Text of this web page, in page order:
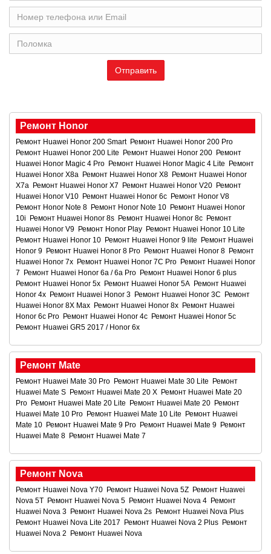
Ремонт Honor
Ремонт Huawei Honor 200 Smart Ремонт Huawei Honor 200 Pro
Ремонт Huawei Honor 200 Lite
Ремонт Huawei Honor 200 Ремонт
Huawei Honor Magic 4 Pro Ремонт Huawei Honor Magic 4 Lite
Ремонт
Huawei Honor X8a Ремонт Huawei Honor X8 Ремонт Huawei Honor
X7a Ремонт Huawei Honor X7 Ремонт Huawei Honor V20 Ремонт
Huawei Honor V10 Ремонт Huawei Honor 6c Ремонт Honor V8
Ремонт Honor Note 8 Ремонт Honor Note 10 Ремонт Huawei Honor
10i
Ремонт Huawei Honor 8s Ремонт Huawei Honor 8c Ремонт
Huawei Honor V9 Ремонт Honor Play Ремонт Huawei Honor 10 Lite
Ремонт Huawei Honor 10 Ремонт Huawei Honor 9 lite
Ремонт Huawei
Honor 9 Ремонт Huawei Honor 8 Pro Ремонт Huawei Honor 8 Ремонт
Huawei Honor 7x Ремонт Huawei Honor 7C Pro Ремонт Huawei Honor
7
Ремонт Huawei Honor 6a / 6a Pro Ремонт Huawei Honor 6 plus
Ремонт Huawei Honor 5x Ремонт Huawei Honor 5A Ремонт Huawei
Honor 4x Ремонт Huawei Honor 3 Ремонт Huawei Honor 3C
Ремонт
Huawei Honor 8X Max Ремонт Huawei Honor 8x Ремонт Huawei
Honor 6c Pro Ремонт Huawei Honor 4c Ремонт Huawei Honor 5c
Ремонт Huawei GR5 2017 / Honor 6x
Ремонт Mate
Ремонт Huawei Mate 30 Pro Ремонт Huawei Mate 30 Lite
Ремонт
Huawei Mate S Ремонт Huawei Mate 20 X Ремонт Huawei Mate 20
Pro Ремонт Huawei Mate 20 Lite Ремонт Huawei Mate 20 Ремонт
Huawei Mate 10 Pro Ремонт Huawei Mate 10 Lite
Ремонт Huawei
Mate 10 Ремонт Huawei Mate 9 Pro Ремонт Huawei Mate 9 Ремонт
Huawei Mate 8 Ремонт Huawei Mate 7
Ремонт Nova
Ремонт Huawei Nova Y70 Ремонт Huawei Nova 5Z Ремонт Huawei
Nova 5T Ремонт Huawei Nova 5 Ремонт Huawei Nova 4 Ремонт
Huawei Nova 3 Ремонт Huawei Nova 2s Ремонт Huawei Nova Plus
Ремонт Huawei Nova Lite 2017
Ремонт Huawei Nova 2 Plus Ремонт
Huawei Nova 2
Ремонт Huawei Nova